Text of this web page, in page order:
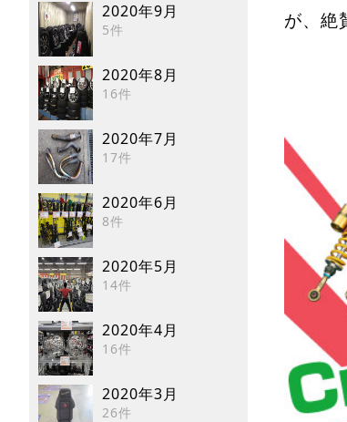
2020年9月
5件
2020年8月
16件
2020年7月
17件
2020年6月
8件
2020年5月
14件
2020年4月
16件
2020年3月
26件
が、絶